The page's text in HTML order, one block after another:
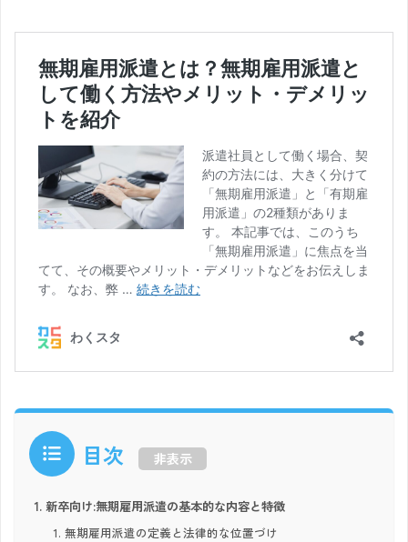
目次 非表示
新卒向け:無期雇用派遣の基本的な内容と特徴
無期雇用派遣の定義と法律的な位置づけ